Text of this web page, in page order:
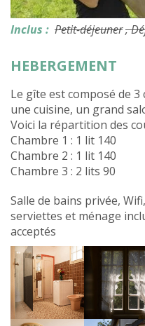
Inclus : Petit-déjeuner,
HEBERGEMENT
Le gîte est composé de
une cuisine, un grand
Voici la répartition des
Chambre 1 : 1 lit 140
Chambre 2 : 1 lit 140
Chambre 3 : 2 lits 90
Salle de bains privée,
serviettes et ménage
acceptés